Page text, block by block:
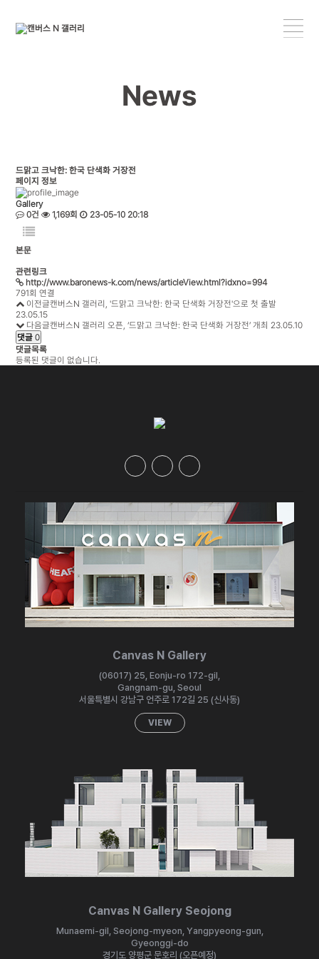
News
드맑고 크낙한: 한국 단색화 거장전
페이지 정보
Gallery
0건
1,169회 23-05-10 20:18
본문
관련링크
http://www.baronews-k.com/news/articleView.html?idxno=994
791회 연결
이전글캔버스N 갤러리, '드맑고 크낙한: 한국 단색화 거장전'으로 첫 출발
23.05.15
다음글캔버스N 갤러리 오픈, ‘드맑고 크낙한: 한국 단색화 거장전’ 개최 23.05.10
댓글 0
댓글목록
등록된 댓글이 없습니다.
Canvas N Gallery
(06017) 25, Eonju-ro 172-gil,
Gangnam-gu, Seoul
서울특별시 강남구 언주로 172길 25 (신사동)
VIEW
Canvas N Gallery Seojong
Munaemi-gil, Seojong-myeon, Yangpyeong-gun,
Gyeonggi-do
경기도 양평군 문호리 (오픈예정)